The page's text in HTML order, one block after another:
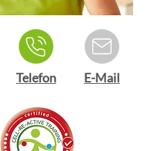
Telefon E-Mail